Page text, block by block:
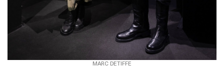
MARC DETIFFE